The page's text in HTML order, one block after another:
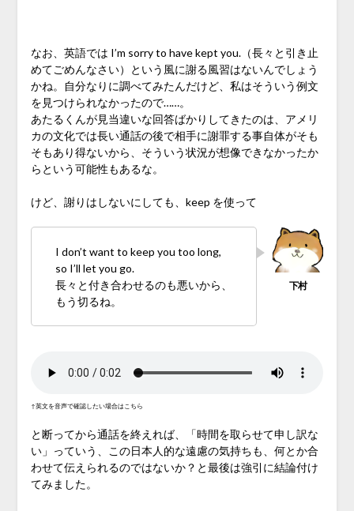
なお、英語では I’m sorry to have kept you.（長々と引き止
めてごめんなさい）という風に謝る風習はないんでしょう
かね。自分なりに調べてみたんだけど、私はそういう例文
を見つけられなかったので……。
あたるくんが見当違いな回答ばかりしてきたのは、アメリ
カの文化では長い通話の後で相手に謝罪する事自体がそも
そもあり得ないから、そういう状況が想像できなかったか
らという可能性もあるな。
けど、謝りはしないにしても、keep を使って
I don’t want to keep you too long,
so I’ll let you go.
長々と付き合わせるのも悪いから、
もう切るね。
↑英文を音声で確認したい場合はこちら
と断ってから通話を終えれば、「時間を取らせて申し訳な
い」っていう、この日本人的な遠慮の気持ちも、何とか合
わせて伝えられるのではないか？と最後は強引に結論付け
てみました。